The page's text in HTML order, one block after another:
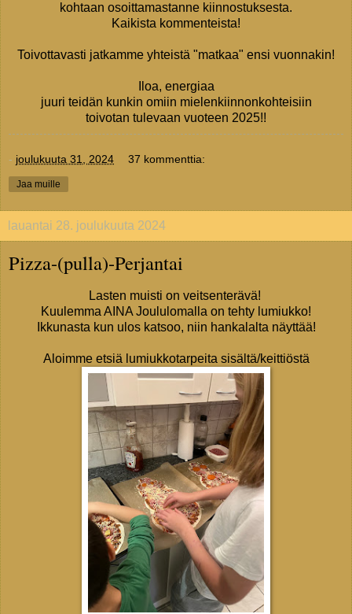
kohtaan osoittamastanne kiinnostuksesta.
Kaikista kommenteista!
Toivottavasti jatkamme yhteistä "matkaa" ensi vuonnakin!
Iloa, energiaa
juuri teidän kunkin omiin mielenkiinnonkohteisiin
toivotan tulevaan vuoteen 2025!!
- joulukuuta 31, 2024 37 kommenttia:
Jaa muille
lauantai 28. joulukuuta 2024
Pizza-(pulla)-Perjantai
Lasten muisti on veitsenterävä!
Kuulemma AINA Joululomalla on tehty lumiukko!
Ikkunasta kun ulos katsoo, niin hankalalta näyttää!
Aloimme etsiä lumiukkotarpeita sisältä/keittiöstä